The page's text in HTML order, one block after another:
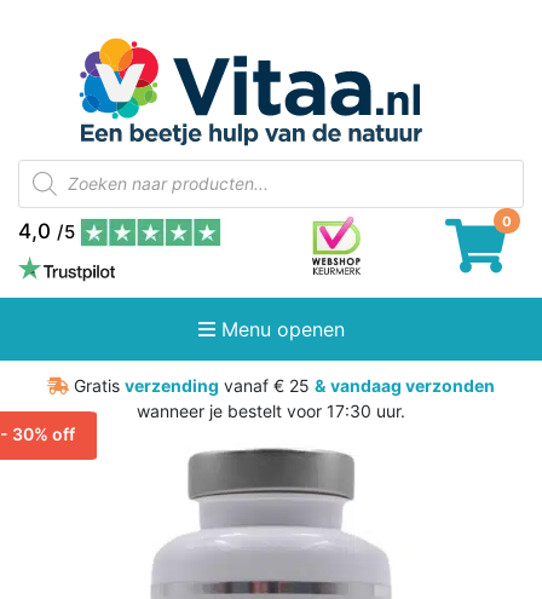
Producten
zoeken
4,0 /5
Menu openen
Gratis verzending vanaf € 25 & vandaag verzonden
wanneer je bestelt voor 17:30 uur.
30% off